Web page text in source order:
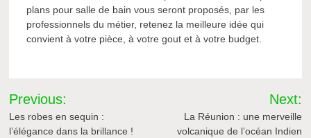
plans pour salle de bain vous seront proposés, par les
professionnels du métier, retenez la meilleure idée qui
convient à votre pièce, à votre gout et à votre budget.
Navigation
de
Previous:
Les robes en sequin :
l’élégance dans la brillance !
Next:
La Réunion : une merveille
volcanique de l’océan Indien